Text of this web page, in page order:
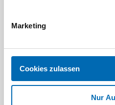
Marketing
Cookies zulassen
Nur
Player
is
0:00
beteiligten Akteure und
Fachkenntnis herausragende